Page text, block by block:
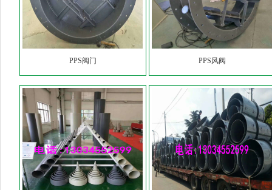
PPS阀门 PPS风阀